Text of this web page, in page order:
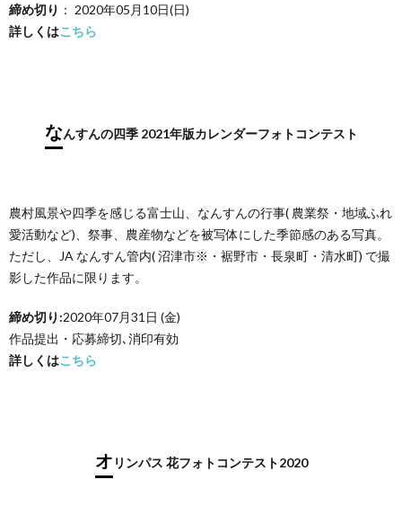
締め切り ： 2020年05月10日(日)
詳しくはこちら
なんすんの四季 2021年版カレンダーフォトコンテスト
農村風景や四季を感じる富士山、なんすんの行事( 農業祭・地域ふれ
愛活動など)、祭事、農産物などを被写体にした季節感のある写真。
ただし、JA なんすん管内( 沼津市※・裾野市・長泉町・清水町) で撮
影した作品に限ります。
締め切り:2020年07月31日 (金)
作品提出・応募締切､消印有効
詳しくはこちら
オ リンパス 花フォトコンテスト2020